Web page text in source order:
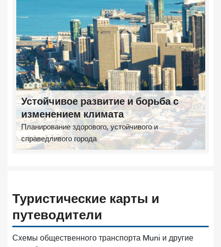
Устойчивое развитие и борьба с
изменением климата
Планирование здорового, устойчивого и
справедливого города
Туристические карты и
путеводители
Схемы общественного транспорта Muni и другие